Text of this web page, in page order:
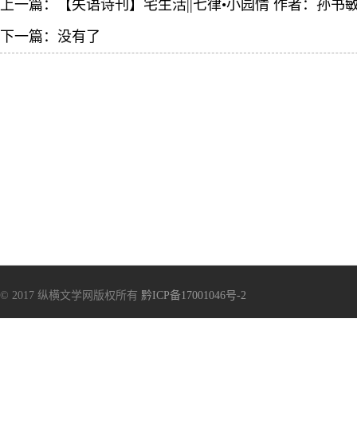
上一篇：
【失语诗刊】宅生活||七律•小园情 作者：孙书
下一篇：没有了
© 2017 纵横文学网版权所有 黔ICP备17001046号-2